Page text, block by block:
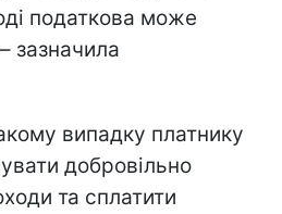
податкова може
зазначила
випадку платнику
добровільно
та сплатити